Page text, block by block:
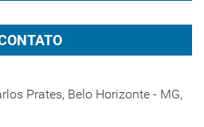
Prates, Belo Horizonte - MG,